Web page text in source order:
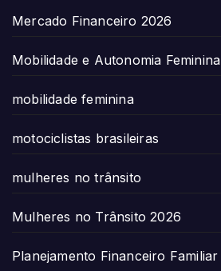
Mercado Financeiro 2026
Mobilidade e Autonomia Feminina
mobilidade feminina
motociclistas brasileiras
mulheres no trânsito
Mulheres no Trânsito 2026
Planejamento Financeiro Familiar